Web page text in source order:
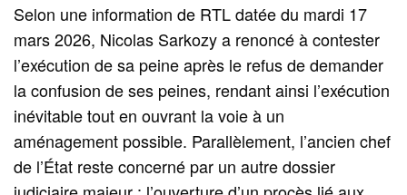
Selon une information de RTL datée du mardi 17
mars 2026, Nicolas Sarkozy a renoncé à contester
l’exécution de sa peine après le refus de demander
la confusion de ses peines, rendant ainsi l’exécution
inévitable tout en ouvrant la voie à un
aménagement possible. Parallèlement, l’ancien chef
de l’État reste concerné par un autre dossier